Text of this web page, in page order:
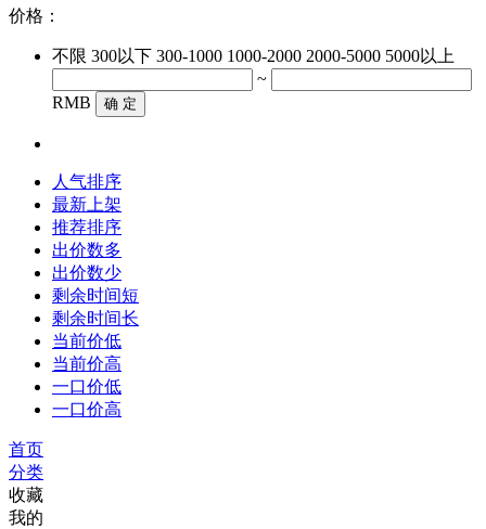
价格：
不限 300以下 300-1000 1000-2000 2000-5000 5000以上
~
RMB
确 定
人气排序
最新上架
推荐排序
出价数多
出价数少
剩余时间短
剩余时间长
当前价低
当前价高
一口价低
一口价高
首页
分类
收藏
我的